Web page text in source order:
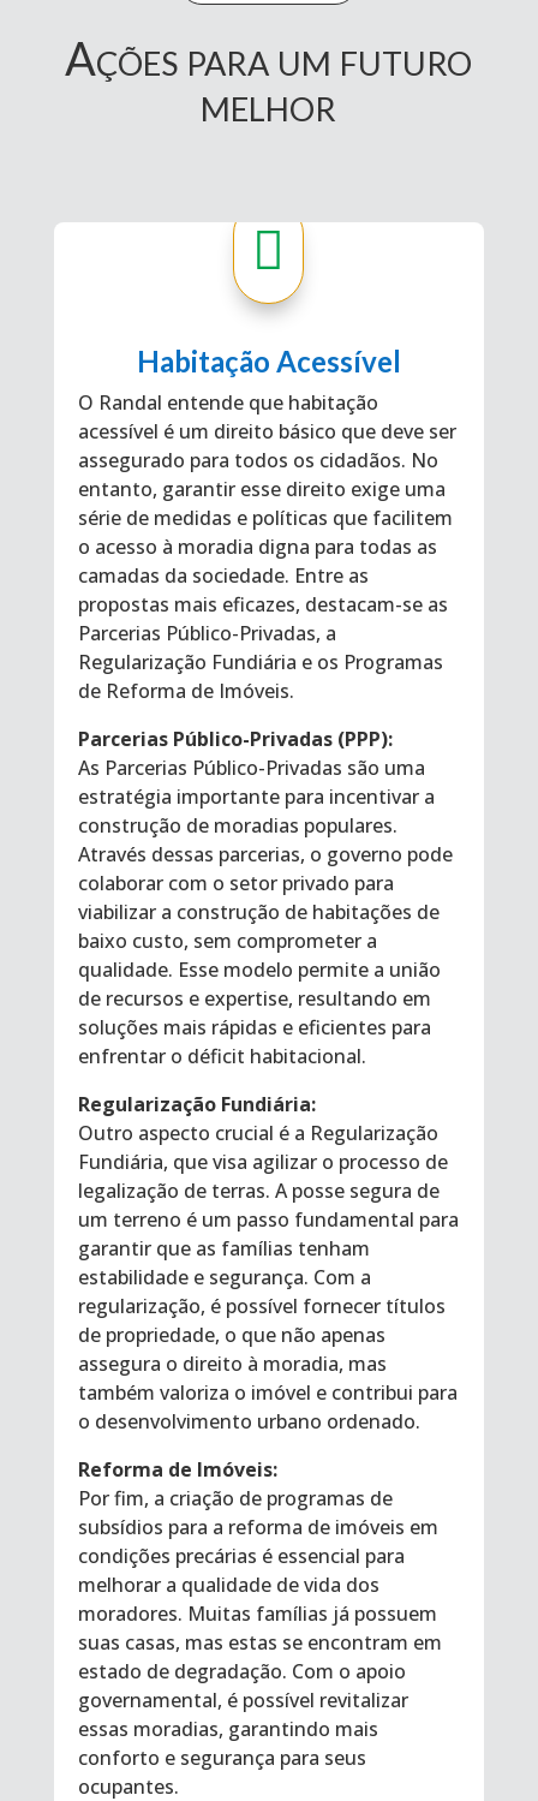
Ações para um futuro
melhor

Habitação Acessível
O Randal entende que habitação
acessível é um direito básico que deve ser
assegurado para todos os cidadãos. No
entanto, garantir esse direito exige uma
série de medidas e políticas que facilitem
o acesso à moradia digna para todas as
camadas da sociedade. Entre as
propostas mais eficazes, destacam-se as
Parcerias Público-Privadas, a
Regularização Fundiária e os Programas
de Reforma de Imóveis.
Parcerias Público-Privadas (PPP):
As Parcerias Público-Privadas são uma
estratégia importante para incentivar a
construção de moradias populares.
Através dessas parcerias, o governo pode
colaborar com o setor privado para
viabilizar a construção de habitações de
baixo custo, sem comprometer a
qualidade. Esse modelo permite a união
de recursos e expertise, resultando em
soluções mais rápidas e eficientes para
enfrentar o déficit habitacional.
Regularização Fundiária:
Outro aspecto crucial é a Regularização
Fundiária, que visa agilizar o processo de
legalização de terras. A posse segura de
um terreno é um passo fundamental para
garantir que as famílias tenham
estabilidade e segurança. Com a
regularização, é possível fornecer títulos
de propriedade, o que não apenas
assegura o direito à moradia, mas
também valoriza o imóvel e contribui para
o desenvolvimento urbano ordenado.
Reforma de Imóveis:
Por fim, a criação de programas de
subsídios para a reforma de imóveis em
condições precárias é essencial para
melhorar a qualidade de vida dos
moradores. Muitas famílias já possuem
suas casas, mas estas se encontram em
estado de degradação. Com o apoio
governamental, é possível revitalizar
essas moradias, garantindo mais
conforto e segurança para seus
ocupantes.